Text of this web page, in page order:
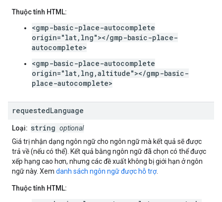
Thuộc tính HTML:
<gmp-basic-place-autocomplete
origin="lat,lng"></gmp-basic-place-
autocomplete>
<gmp-basic-place-autocomplete
origin="lat,lng,altitude"></gmp-basic-
place-autocomplete>
requestedLanguage
Loại: string optional
Giá trị nhận dạng ngôn ngữ cho ngôn ngữ mà kết quả sẽ được
trả về (nếu có thể). Kết quả bằng ngôn ngữ đã chọn có thể được
xếp hạng cao hơn, nhưng các đề xuất không bị giới hạn ở ngôn
ngữ này. Xem danh sách ngôn ngữ được hỗ trợ.
Thuộc tính HTML: